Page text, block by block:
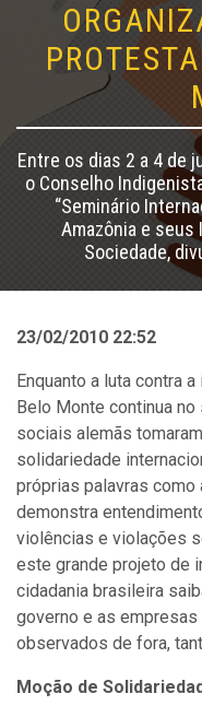
Entre os dias 2 a 4 de
o Conselho
“Seminário
Amazônia e seus
Sociedade,
23/02/2010 22:52
Enquanto a luta contra
Belo Monte continua
sociais alemãs
solidariedade
próprias palavras como
demonstra
violências e violações
este grande projeto de
cidadania brasileira
governo e as
observados de fora,
Moção de